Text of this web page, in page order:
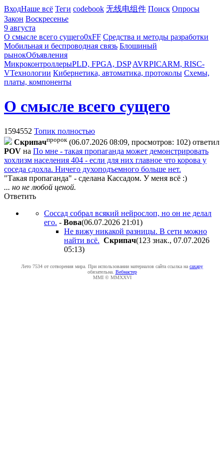
ВходНаше всё Теги codebook 无线电组件 Поиск Опросы
Закон Воскресенье
9 августа
О смысле всего сущего0xFF Средства и методы разработки
Мобильная и беспроводная связь Блошиный
рынокОбъявления
МикроконтроллерыPLD, FPGA, DSP AVRPICARM, RISC-
VТехнологии Кибернетика, автоматика, протоколы Схемы,
платы, компоненты
О смысле всего сущего
1594552 Топик полностью
Cкpипaчпророк (06.07.2026 08:09, просмотров: 102) ответил
POV на По мне - такая пропаганда может демонстрировать
хохлизм населения 404 - если для них главное что корова у
соседа сдохла. Ничего духоподъемного больше нет.
"Такая пропаганда" - сделана Кассадом. У меня всё :)
... но не любой ценой.
Ответить
Соссад собрал всякий нейрослоп, но он не делал
его. - Boвa(06.07.2026 21:01)
Не вижу никакой разницы. В сети можно
найти всё. Cкpипaч(123 знак., 07.07.2026
05:13)
Лето 7534 от сотворения мира. При использовании материалов сайта ссылка на caxapу
обязательна. Вебмастер
MMI © MMXXVI